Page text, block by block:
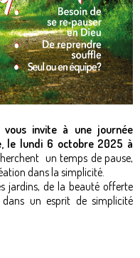
vous invite à une journée
le lundi 6 octobre 2025 à
un temps de pause,
dans la simplicité.
jardins, de la beauté offerte
un esprit de simplicité